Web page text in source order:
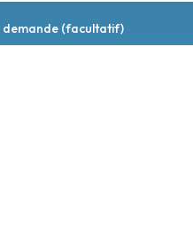
demande (facultatif)